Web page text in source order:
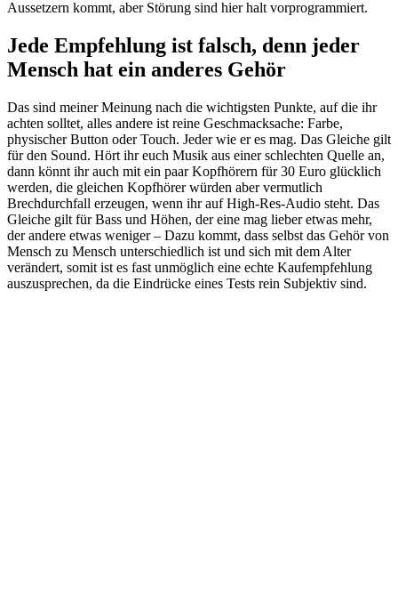
Aussetzern kommt, aber Störung sind hier halt vorprogrammiert.
Jede Empfehlung ist falsch, denn jeder
Mensch hat ein anderes Gehör
Das sind meiner Meinung nach die wichtigsten Punkte, auf die ihr
achten solltet, alles andere ist reine Geschmacksache: Farbe,
physischer Button oder Touch. Jeder wie er es mag. Das Gleiche gilt
für den Sound. Hört ihr euch Musik aus einer schlechten Quelle an,
dann könnt ihr auch mit ein paar Kopfhörern für 30 Euro glücklich
werden, die gleichen Kopfhörer würden aber vermutlich
Brechdurchfall erzeugen, wenn ihr auf High-Res-Audio steht. Das
Gleiche gilt für Bass und Höhen, der eine mag lieber etwas mehr,
der andere etwas weniger – Dazu kommt, dass selbst das Gehör von
Mensch zu Mensch unterschiedlich ist und sich mit dem Alter
verändert, somit ist es fast unmöglich eine echte Kaufempfehlung
auszusprechen, da die Eindrücke eines Tests rein Subjektiv sind.